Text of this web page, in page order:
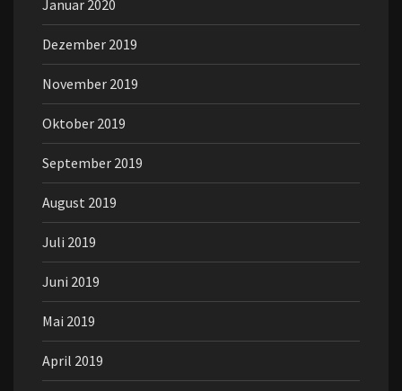
Januar 2020
Dezember 2019
November 2019
Oktober 2019
September 2019
August 2019
Juli 2019
Juni 2019
Mai 2019
April 2019